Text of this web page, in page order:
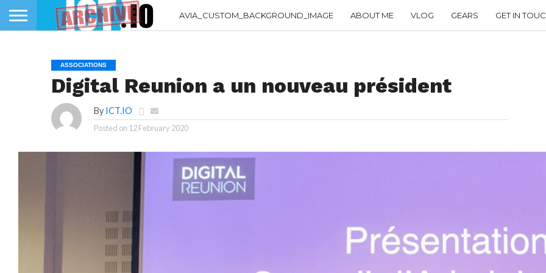
AVIA_CUSTOM_BACKGROUND_IMAGE ABOUT ME VLOG GEARS GET IN
ASSOCIATIONS
Digital Reunion a un nouveau président
By ICT.IO
Posted on 12 February 2020